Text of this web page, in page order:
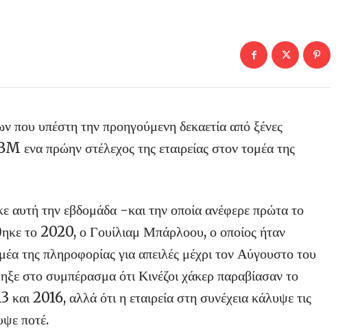
που υπέστη την προηγούμενη δεκαετία από ξένες
ενα πρώην στέλεχος της εταιρείας στον τομέα της
αυτή την εβδομάδα -και την οποία ανέφερε πρώτα το
το 2020, ο Γουίλιαμ Μπάρλοου, ο οποίος ήταν
της πληροφορίας για απειλές μέχρι τον Αύγουστο του
στο συμπέρασμα ότι Κινέζοι χάκερ παραβίασαν το
και 2016, αλλά ότι η εταιρεία στη συνέχεια κάλυψε τις
ποτέ.